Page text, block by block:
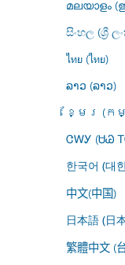
മലയാളം
සිංහල (ශ්‍රී
ไทย (ไทย)
ລາວ (ລາວ)
ខ្មែរ (ក
ᏣᎳᎩ (ᏌᏊ
한국어 (대
中文(中国)
日本語 (日
繁體中文 (